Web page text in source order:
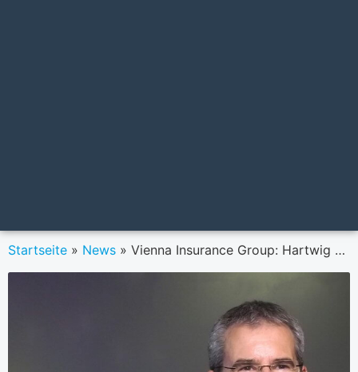
Startseite » News » Vienna Insurance Group: Hartwig Löger ab Jänner 2021 zum neuen Vorstandsmitglied bestellt